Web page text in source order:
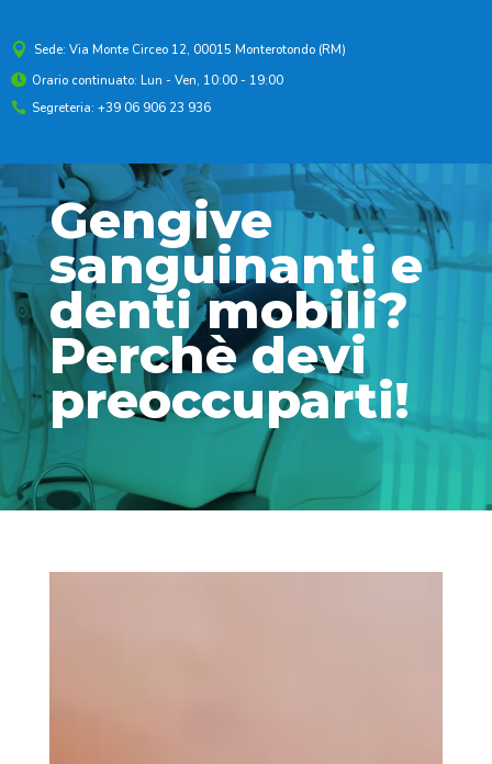
 Sede: Via Monte Circeo 12, 00015 Monterotondo (RM)
 Orario continuato: Lun - Ven, 10:00 - 19:00
 Segreteria: +39 06 906 23 936
Gengive
sanguinanti e
denti mobili?
Perchè devi
preoccuparti!